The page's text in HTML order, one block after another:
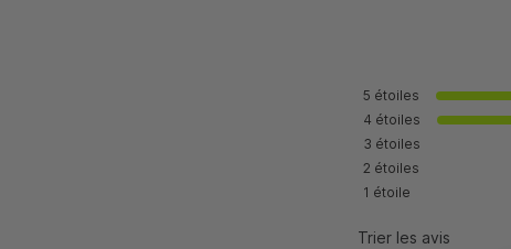
5 étoiles
4 étoiles
3 étoiles
2 étoiles
1 étoile
Trier les avis